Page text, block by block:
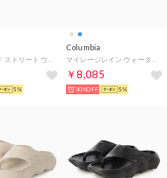
5%
Columbia
￥8,085
30%OFF 5%